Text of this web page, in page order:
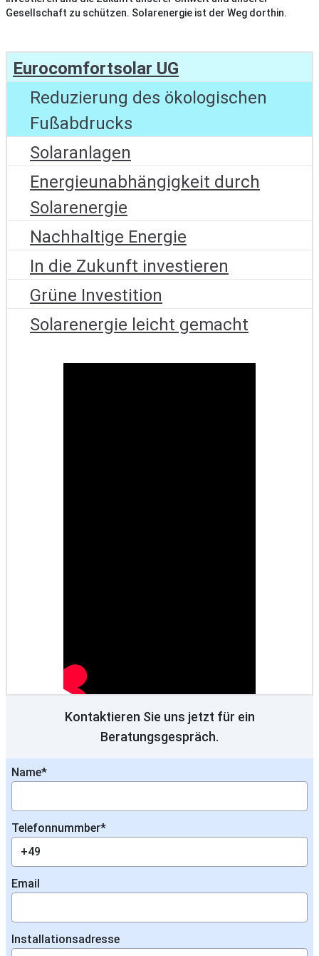
Eurocomfortsolar UG
Reduzierung des ökologischen
Fußabdrucks
Solaranlagen
Energieunabhängigkeit durch
Solarenergie
Nachhaltige Energie
In die Zukunft investieren
Grüne Investition
Solarenergie leicht gemacht
Gesellschaft zu schützen. Solarenergie ist der Weg dorthin.
Kontaktieren Sie uns jetzt für ein
Beratungsgespräch.
Name*
Telefonnummber*
Email
Installationsadresse